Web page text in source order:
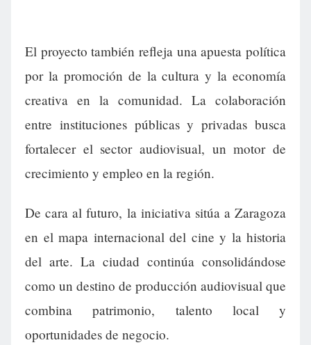
El proyecto también refleja una apuesta política
por la promoción de la cultura y la economía
creativa en la comunidad. La colaboración
entre instituciones públicas y privadas busca
fortalecer el sector audiovisual, un motor de
crecimiento y empleo en la región.
De cara al futuro, la iniciativa sitúa a Zaragoza
en el mapa internacional del cine y la historia
del arte. La ciudad continúa consolidándose
como un destino de producción audiovisual que
combina patrimonio, talento local y
oportunidades de negocio.